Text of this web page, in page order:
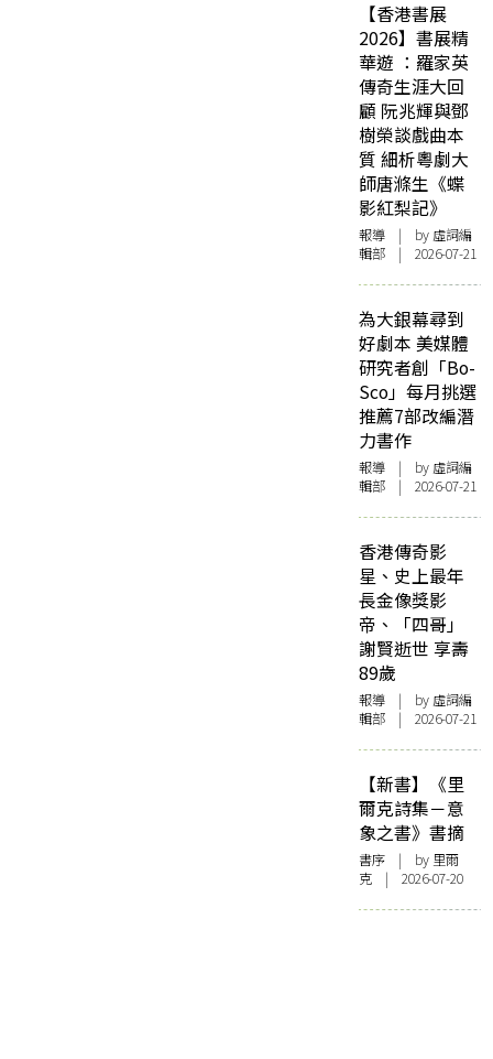
【香港書展
2026】書展精
華遊 ：羅家英
傳奇生涯大回
顧 阮兆輝與鄧
樹榮談戲曲本
質 細析粵劇大
師唐滌生《蝶
影紅梨記》
報導 | by 虛詞編
輯部 | 2026-07-21
為大銀幕尋到
好劇本 美媒體
研究者創「Bo-
Sco」每月挑選
推薦7部改編潛
力書作
報導 | by 虛詞編
輯部 | 2026-07-21
香港傳奇影
星、史上最年
長金像獎影
帝、「四哥」
謝賢逝世 享壽
89歲
報導 | by 虛詞編
輯部 | 2026-07-21
【新書】《里
爾克詩集－意
象之書》書摘
書序 | by 里爾
克 | 2026-07-20